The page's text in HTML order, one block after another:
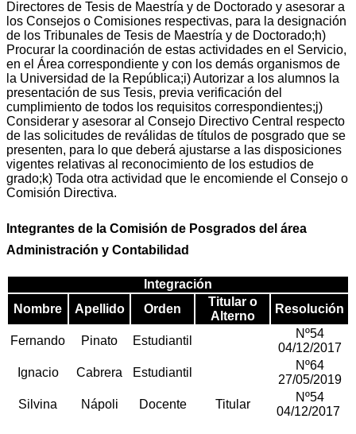
Directores de Tesis de Maestría y de Doctorado y asesorar a
los Consejos o Comisiones respectivas, para la designación
de los Tribunales de Tesis de Maestría y de Doctorado;h)
Procurar la coordinación de estas actividades en el Servicio,
en el Área correspondiente y con los demás organismos de
la Universidad de la República;i) Autorizar a los alumnos la
presentación de sus Tesis, previa verificación del
cumplimiento de todos los requisitos correspondientes;j)
Considerar y asesorar al Consejo Directivo Central respecto
de las solicitudes de reválidas de títulos de posgrado que se
presenten, para lo que deberá ajustarse a las disposiciones
vigentes relativas al reconocimiento de los estudios de
grado;k) Toda otra actividad que le encomiende el Consejo o
Comisión Directiva.
Integrantes de la Comisión de Posgrados del área
Administración y Contabilidad
Integración
Nombre
Apellido Orden
Titular o
Alterno
Resolución
Fernando Pinato Estudiantil
Nº54
04/12/2017
Ignacio
Cabrera Estudiantil
Nº64
27/05/2019
Silvina
Nápoli Docente Titular
Nº54
04/12/2017